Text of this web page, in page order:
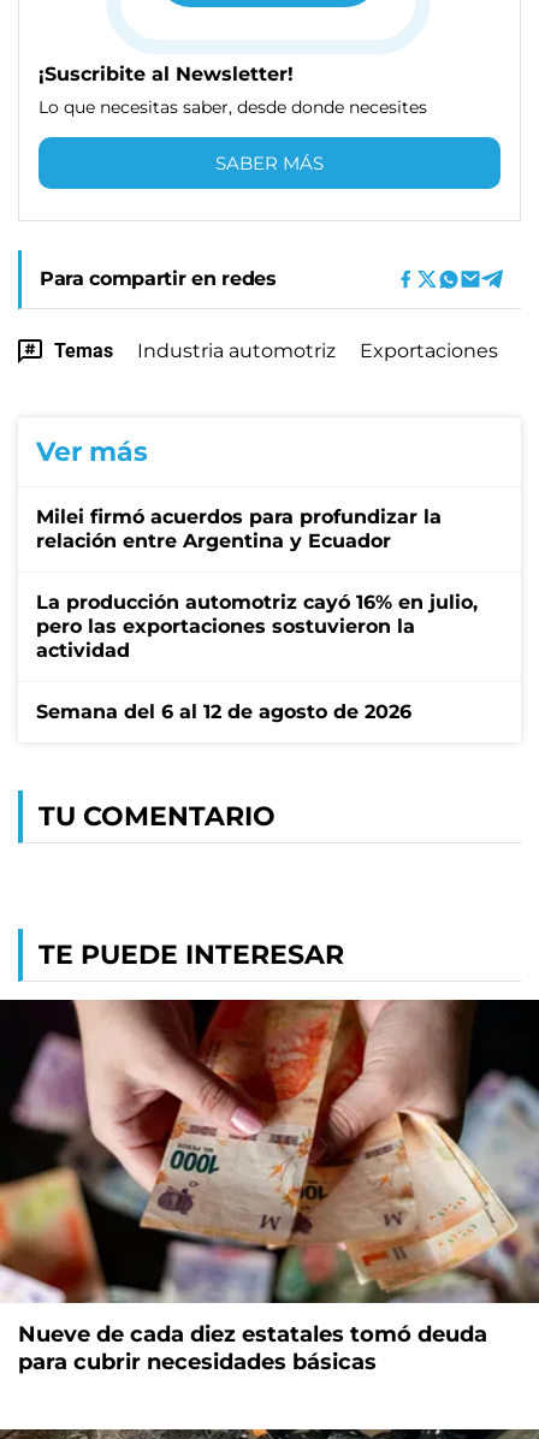
¡Suscribite al Newsletter!
Lo que necesitas saber, desde donde necesites
SABER MÁS
Para compartir en redes
Temas Industria automotriz Exportaciones
Ver más
Milei firmó acuerdos para profundizar la
relación entre Argentina y Ecuador
La producción automotriz cayó 16% en julio,
pero las exportaciones sostuvieron la
actividad
Semana del 6 al 12 de agosto de 2026
TU COMENTARIO
TE PUEDE INTERESAR
Nueve de cada diez estatales tomó deuda
para cubrir necesidades básicas